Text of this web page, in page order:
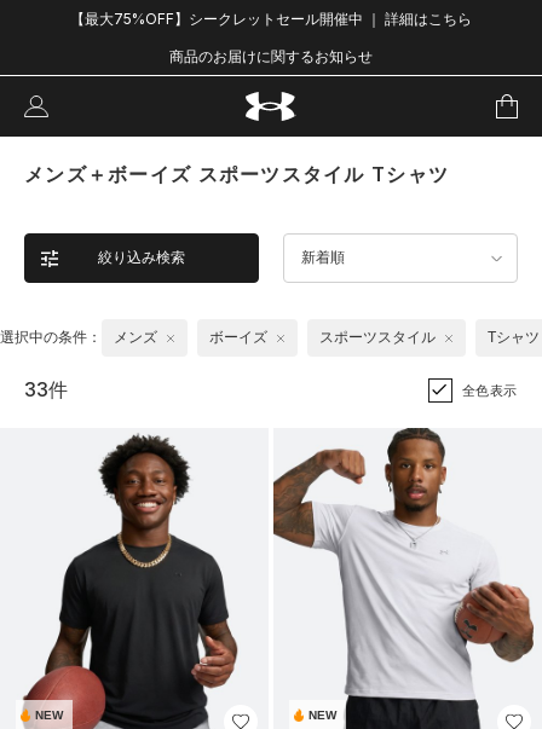
【最大75%OFF】シークレットセール開催中 ｜ 詳細はこちら
商品のお届けに関するお知らせ
メンズ＋ボーイズ スポーツスタイル Tシャツ
絞り込み検索 新着順
選択中の条件： メンズ ボーイズ スポーツスタイル Tシャツ
33件 全色表示
NEW NEW